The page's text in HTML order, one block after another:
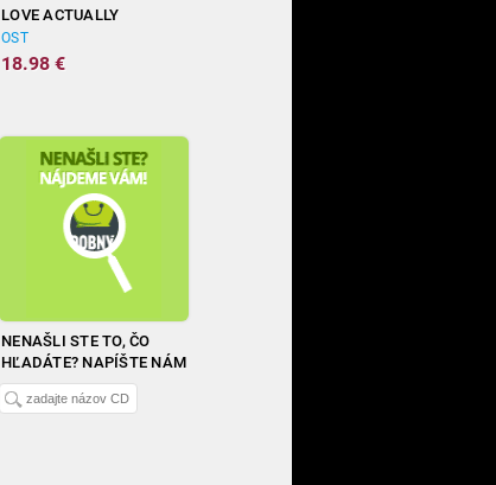
LOVE ACTUALLY
OST
18.98 €
NENAŠLI STE TO, ČO
HĽADÁTE? NAPÍŠTE NÁM